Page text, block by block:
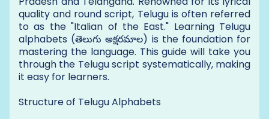
quality and round script, Telugu is often referred
to as the "Italian of the East." Learning Telugu
alphabets (తెలుగు అక్షరమాల) is the foundation for
mastering the language. This guide will take you
through the Telugu script systematically, making
it easy for learners.
Structure of Telugu Alphabets